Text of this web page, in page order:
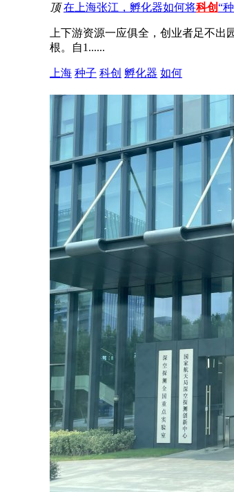
顶 在上海张江，孵化器如何将科创“
上下游资源一应俱全，创业者足不
根。自1......
上海 种子 科创 孵化器 如何